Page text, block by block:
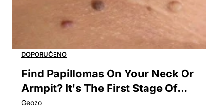
Find Papillomas On Your Neck Or
Armpit? It's The First Stage Of...